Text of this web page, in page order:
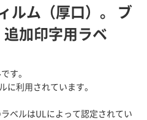
ルム（厚口）。 ブ
加印字用ラベ
す。
に利用されています。
ベルはULによって認定されてい